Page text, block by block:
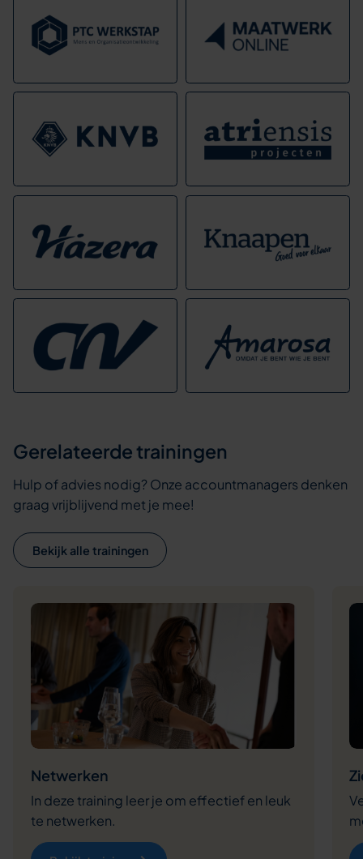
Gerelateerde trainingen
Hulp of advies nodig? Onze accountmanagers denken
graag vrijblijvend met je mee!
Bekijk alle trainingen
Netwerken
In deze training leer je om effectief en leuk
te netwerken.